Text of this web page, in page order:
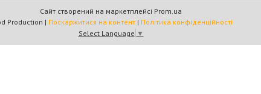
Сайт створений на маркетплейсі Prom.ua
Food Production | Поскаржитися на контент | Політика конфіденційності
Select Language ▼